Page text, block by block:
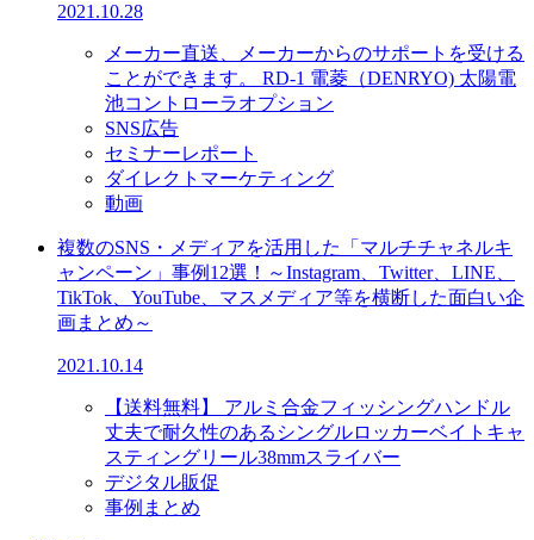
2021.10.28
メーカー直送、メーカーからのサポートを受ける
ことができます。 RD-1 電菱（DENRYO) 太陽電
池コントローラオプション
SNS広告
セミナーレポート
ダイレクトマーケティング
動画
複数のSNS・メディアを活用した「マルチチャネルキ
ャンペーン」事例12選！～Instagram、Twitter、LINE、
TikTok、YouTube、マスメディア等を横断した面白い企
画まとめ～
2021.10.14
【送料無料】 アルミ合金フィッシングハンドル
丈夫で耐久性のあるシングルロッカーベイトキャ
スティングリール38mmスライバー
デジタル販促
事例まとめ